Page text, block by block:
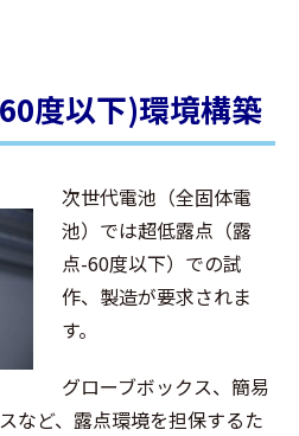
度以下)環境構築
次世代電池（全固体電
池）では超低露点（露
点-60度以下）での試
作、製造が要求されま
す。
グローブボックス、簡易
など、露点環境を担保するた